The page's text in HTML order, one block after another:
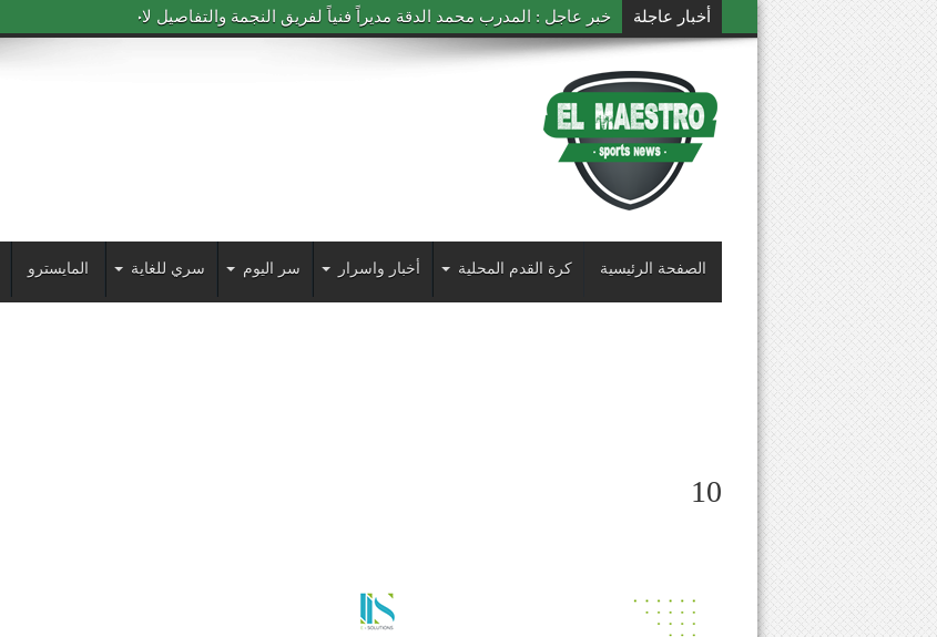
أخبار عاجلة خبر عاجل : المدرب محمد الدقة مديراً فنياً لفريق النجمة والتفاصيل لاحقاً
الصفحة الرئيسية كرة القدم المحلية أخبار واسرار سر اليوم سري للغاية المايسترو
10